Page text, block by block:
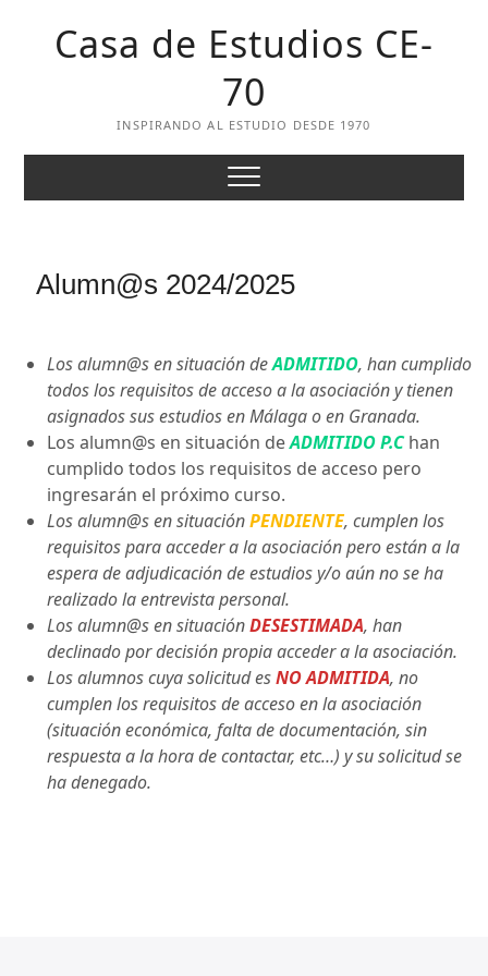
contentCasa de Estudios CE-
70
INSPIRANDO AL ESTUDIO DESDE 1970
Alumn@s 2024/2025
Los alumn@s en situación deADMITIDO, han cumplido
todos los requisitos de acceso a la asociación y tienen
asignados sus estudios en Málaga o en Granada.
Los alumn@s en situación deADMITIDO P.Chan
cumplido todos los requisitos de acceso pero
ingresarán el próximo curso.
Los alumn@s en situaciónPENDIENTE, cumplen los
requisitos para acceder a la asociación pero están a la
espera de adjudicación de estudios y/o aún no se ha
realizado la entrevista personal.
Los alumn@s en situaciónDESESTIMADA, han
declinado por decisión propia acceder a la asociación.
Los alumnos cuya solicitud es NO ADMITIDA, no
cumplen los requisitos de acceso en la asociación
(situación económica, falta de documentación, sin
respuesta a la hora de contactar, etc…) y su solicitud se
ha denegado.